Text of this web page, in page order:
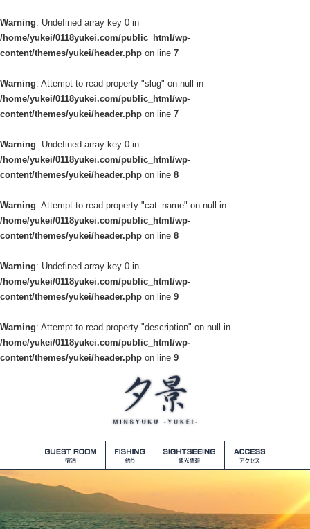
Warning: Undefined array key 0 in
/home/yukei/0118yukei.com/public_html/wp-
content/themes/yukei/header.php on line 7
Warning: Attempt to read property "slug" on null in
/home/yukei/0118yukei.com/public_html/wp-
content/themes/yukei/header.php on line 7
Warning: Undefined array key 0 in
/home/yukei/0118yukei.com/public_html/wp-
content/themes/yukei/header.php on line 8
Warning: Attempt to read property "cat_name" on null in
/home/yukei/0118yukei.com/public_html/wp-
content/themes/yukei/header.php on line 8
Warning: Undefined array key 0 in
/home/yukei/0118yukei.com/public_html/wp-
content/themes/yukei/header.php on line 9
Warning: Attempt to read property "description" on null in
/home/yukei/0118yukei.com/public_html/wp-
content/themes/yukei/header.php on line 9